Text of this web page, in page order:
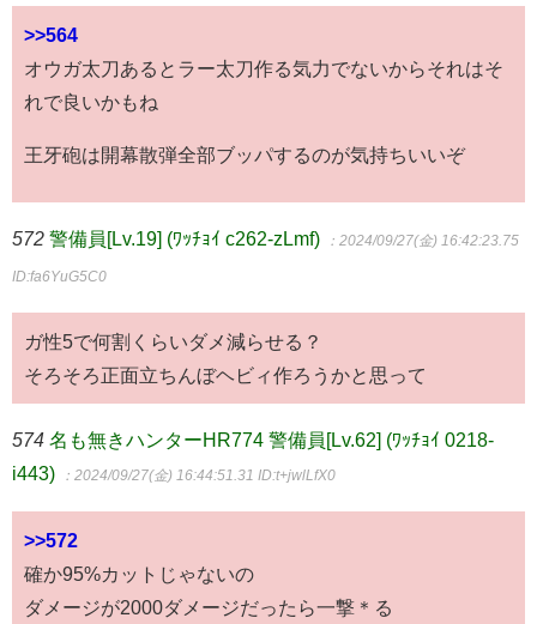
>>564
オウガ太刀あるとラー太刀作る気力でないからそれはそ
れで良いかもね
王牙砲は開幕散弾全部ブッパするのが気持ちいいぞ
572 警備員[Lv.19] (ﾜｯﾁｮｲ c262-zLmf) ：2024/09/27(金) 16:42:23.75
ID:fa6YuG5C0
ガ性5で何割くらいダメ減らせる？
そろそろ正面立ちんぼヘビィ作ろうかと思って
574 名も無きハンターHR774 警備員[Lv.62] (ﾜｯﾁｮｲ 0218-
i443)
：2024/09/27(金) 16:44:51.31 ID:t+jwlLfX0
>>572
確か95%カットじゃないの
ダメージが2000ダメージだったら一撃＊る